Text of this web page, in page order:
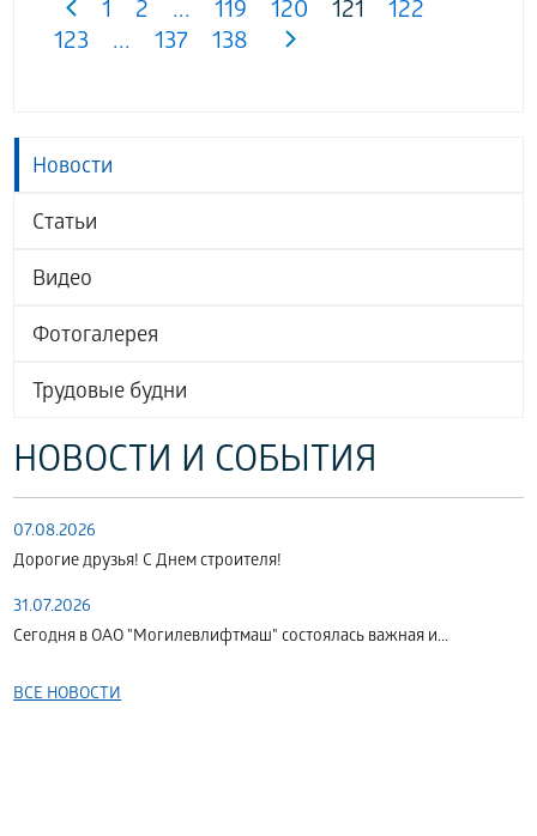
Новости
Статьи
Видео
Фотогалерея
Трудовые будни
НОВОСТИ И СОБЫТИЯ
07.08.2026
Дорогие друзья! С Днем строителя!
31.07.2026
Сегодня в ОАО "Могилевлифтмаш" состоялась важная и...
ВСЕ НОВОСТИ
1 2 ... 119 120 121
122
123
... 137 138